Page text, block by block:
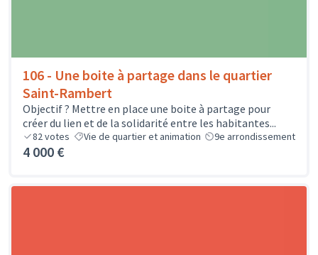
106 - Une boite à partage dans le quartier
Saint-Rambert
Objectif ? Mettre en place une boite à partage pour
créer du lien et de la solidarité entre les habitantes...
82votes Vie de quartier et animation 9e arrondissement
4 000 €